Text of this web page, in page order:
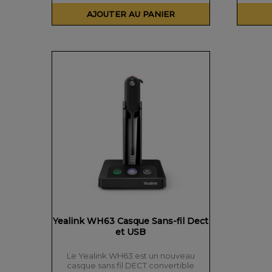
AJOUTER AU PANIER
Yealink WH63 Casque Sans-fil Dect
et USB
Le Yealink WH63 est un nouveau
casque sans fil DECT convertible